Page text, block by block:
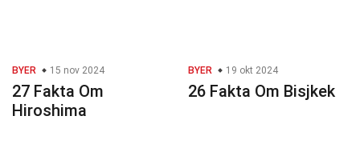
BYER 15 nov 2024
27 Fakta Om
Hiroshima
BYER 19 okt 2024
26 Fakta Om Bisjkek